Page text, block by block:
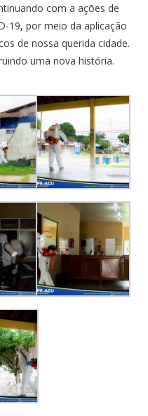
com a ações de
19, por meio da aplicação
de nossa querida cidade.
uma nova história.